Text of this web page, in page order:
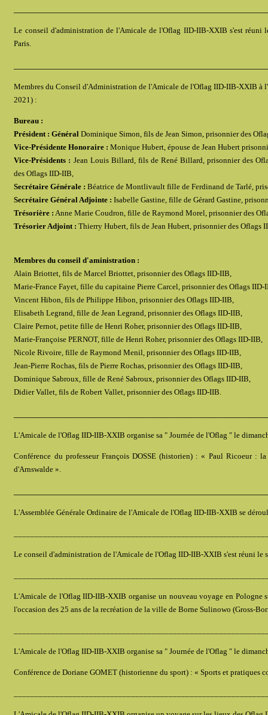
Le conseil d'administration de l'Amicale de l'Oflag IID-IIB-XXIB s'est réuni
Paris.
Membres du Conseil d'Administration de l'Amicale de l'Oflag IID-IIB-XXIB à
2021) :
Bureau :
Président : Général Dominique Simon, fils de Jean Simon, prisonnier des
Vice-Présidente Honoraire : Monique Hubert, épouse de Jean Hubert
Vice-Présidents : Jean Louis Billard, fils de René Billard, prisonnier des
des Oflags IID-IIB,
Secrétaire Générale : Béatrice de Montlivault fille de Ferdinand de Tarlé,
Secrétaire Général Adjointe : Isabelle Gastine, fille de Gérard Gastine,
Trésorière : Anne Marie Coudron, fille de Raymond Morel, prisonnier des
Trésorier Adjoint : Thierry Hubert, fils de Jean Hubert, prisonnier des Oflags
Membres du conseil d'aministration :
Alain Briottet, fils de Marcel Briottet, prisonnier des Oflags IID-IIB,
Marie-France Fayet, fille du capitaine Pierre Carcel, prisonnier des Oflags IID-
Vincent Hibon, fils de Philippe Hibon, prisonnier des Oflags IID-IIB,
Elisabeth Legrand, fille de Jean Legrand, prisonnier des Oflags IID-IIB,
Claire Pernot, petite fille de Henri Roher, prisonnier des Oflags IID-IIB,
Marie-Françoise PERNOT, fille de Henri Roher, prisonnier des Oflags IID-IIB,
Nicole Rivoire, fille de Raymond Menil, prisonnier des Oflags IID-IIB,
Jean-Pierre Rochas, fils de Pierre Rochas, prisonnier des Oflags IID-IIB,
Dominique Sabroux, fille de René Sabroux, prisonnier des Oflags IID-IIB,
Didier Vallet, fils de Robert Vallet, prisonnier des Oflags IID-IIB.
L'Amicale de l'Oflag IID-IIB-XXIB organise sa " Journée de l'Oflag " le
Conférence du professeur François DOSSE (historien) : « Paul Ricoeur :
d'Arnswalde ».
L'Assemblée Générale Ordinaire de l'Amicale de l'Oflag IID-IIB-XXIB se
Le conseil d'administration de l'Amicale de l'Oflag IID-IIB-XXIB s'est réuni le
L'Amicale de l'Oflag IID-IIB-XXIB organise un nouveau voyage en
l'occasion des 25 ans de la recréation de la ville de Borne Sulinowo (Gross-
L'Amicale de l'Oflag IID-IIB-XXIB organise sa " Journée de l'Oflag " le
Conférence de Doriane GOMET (historienne du sport) : « Sports et pratiques